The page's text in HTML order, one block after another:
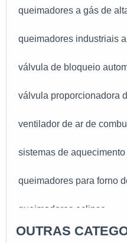
queimadores a gás de
queimadores industriais
válvula de bloqueio
válvula proporcionadora
ventilador de ar de
sistemas de aquecimento
queimadores para forno
queimadores eclipse
queimadores de gás
OUTRAS